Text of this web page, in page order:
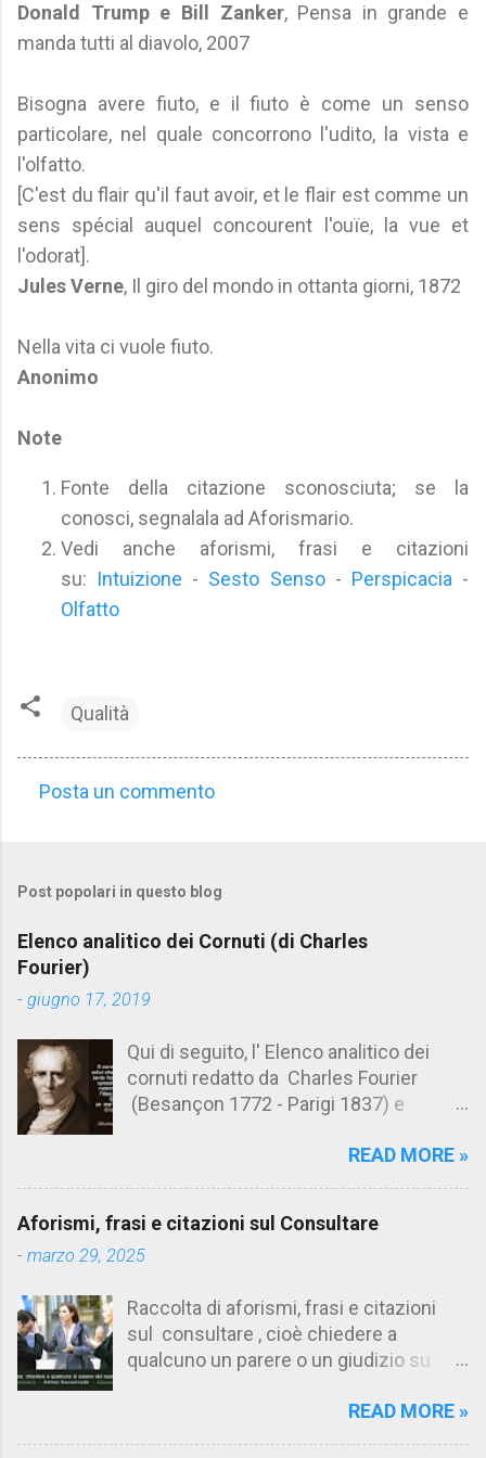
Donald Trump e Bill Zanker, Pensa in grande e
manda tutti al diavolo, 2007
Bisogna avere fiuto, e il fiuto è come un senso
particolare, nel quale concorrono l'udito, la vista e
l'olfatto.
[C'est du flair qu'il faut avoir, et le flair est comme un
sens spécial auquel concourent l'ouïe, la vue et
l'odorat].
Jules Verne, Il giro del mondo in ottanta giorni, 1872
Nella vita ci vuole fiuto.
Anonimo
Note
Fonte della citazione sconosciuta; se la
conosci, segnalala ad Aforismario.
Vedi anche aforismi, frasi e citazioni
su: Intuizione - Sesto Senso- Perspicacia -
Olfatto
Qualità
m
e
n
t
Posta un commento
Post popolari in questo blog
Elenco analitico dei Cornuti (di Charles
Fourier)
- giugno 17, 2019
Qui di seguito, l' Elenco analitico dei
cornuti redatto da Charles Fourier
(Besançon 1772 - Parigi 1837) e
Aforismario trovi anche una raccolta di
cornuto pretenzioso: colui che ritiene
sua moglie tanto fortunata, per averlo
ammettere l'idea del tradimento. Ciò lo
rende un marito assai comodo.
(Charles Fourier) Elenco analitico dei
ca. 1808 (postumo 1856) Traduzione
italiana da Il Borghese - Volume 29,
READ MORE »
Aforismi, frasi e citazioni sul Consultare
- marzo 29, 2025
Raccolta di aforismi, frasi e citazioni
sul consultare , cioè chiedere a
qualcuno un parere o un giudizio su
fanno riferimento anche allaREAD MORE »